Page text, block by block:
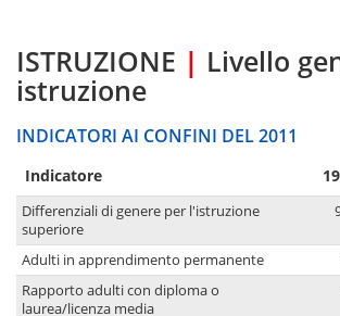
ISTRUZIONE | Livello
istruzione
INDICATORI AI CONFINI DEL 2011
Indicatore
Differenziali di genere per l'istruzione
superiore
Adulti in apprendimento permanente
Rapporto adulti con diploma o
laurea/licenza media